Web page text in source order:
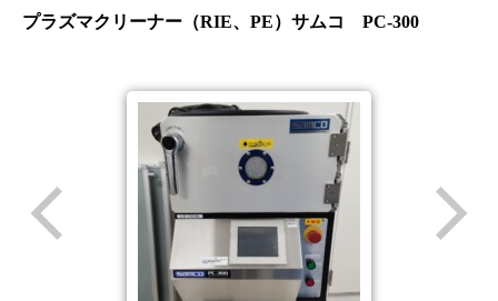
プラズマクリーナー（RIE、PE）サムコ PC-300